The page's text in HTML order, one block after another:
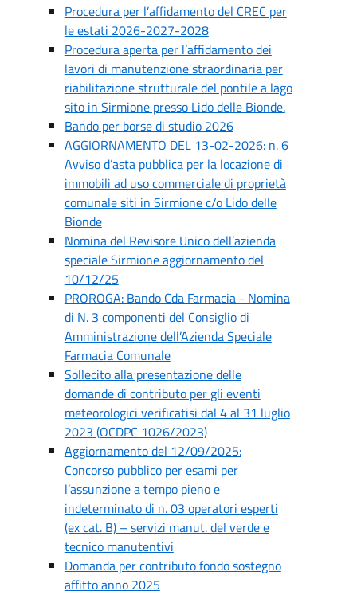
Procedura per l’affidamento del CREC per
le estati 2026-2027-2028
Procedura aperta per l’affidamento dei
lavori di manutenzione straordinaria per
riabilitazione strutturale del pontile a lago
sito in Sirmione presso Lido delle Bionde.
Bando per borse di studio 2026
AGGIORNAMENTO DEL 13-02-2026: n. 6
Avviso d’asta pubblica per la locazione di
immobili ad uso commerciale di proprietà
comunale siti in Sirmione c/o Lido delle
Bionde
Nomina del Revisore Unico dell’azienda
speciale Sirmione aggiornamento del
10/12/25
PROROGA: Bando Cda Farmacia - Nomina
di N. 3 componenti del Consiglio di
Amministrazione dell’Azienda Speciale
Farmacia Comunale
Sollecito alla presentazione delle
domande di contributo per gli eventi
meteorologici verificatisi dal 4 al 31 luglio
2023 (OCDPC 1026/2023)
Aggiornamento del 12/09/2025:
Concorso pubblico per esami per
l’assunzione a tempo pieno e
indeterminato di n. 03 operatori esperti
(ex cat. B) – servizi manut. del verde e
tecnico manutentivi
Domanda per contributo fondo sostegno
affitto anno 2025